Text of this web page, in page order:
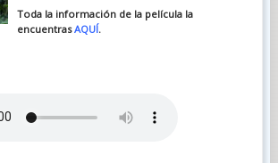
Toda la información de la película la
encuentrasAQUÍ.